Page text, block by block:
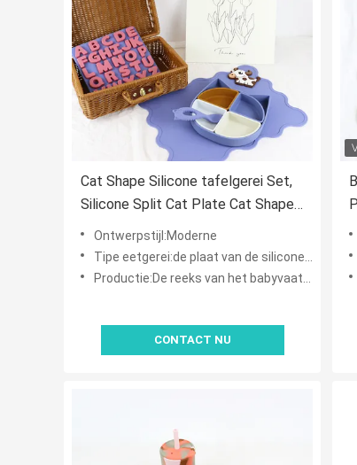
Cat Shape Silicone tafelgerei Set,
Silicone Split Cat Plate Cat Shape
Lepel Niet giftig BPAvrij
Ontwerpstijl:Moderne
Tipe eetgerei:de plaat van de siliconebaby
Productie:De reeks van het babyvaatwerk
CONTACT NU